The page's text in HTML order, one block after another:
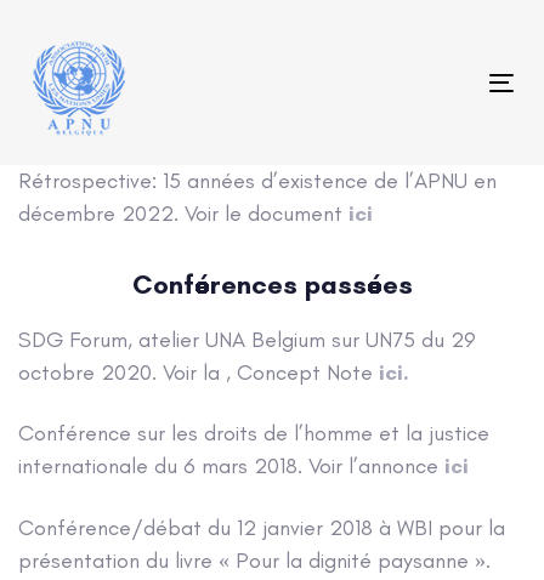
content
Rétrospective: 15 années d’existence de l’APNU en
décembre 2022. Voir le document ici
Conférences passées
SDG Forum, atelier UNA Belgium sur UN75 du 29
octobre 2020. Voir la , Concept Note ici.
Conférence sur les droits de l’homme et la justice
internationale du 6 mars 2018. Voir l’annonce ici
Conférence/débat du 12 janvier 2018 à WBI pour la
présentation du livre « Pour la dignité paysanne ».